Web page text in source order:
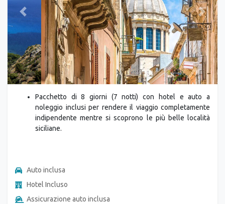
Previous Next
Pacchetto di 8 giorni (7 notti) con hotel e auto a
noleggio inclusi per rendere il viaggio completamente
indipendente mentre si scoprono le più belle località
siciliane.
Auto inclusa
Hotel Incluso
Assicurazione auto inclusa